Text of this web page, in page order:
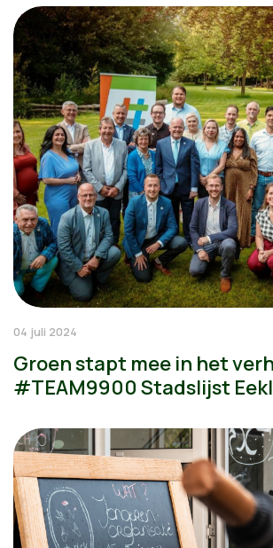
04 juli 2024
Groen stapt mee in het
#TEAM9900 Stadslijst